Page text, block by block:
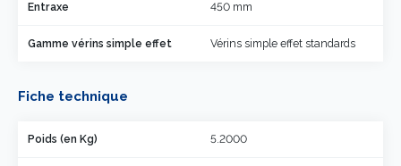
Entraxe 450 mm
Gamme vérins simple effet Vérins simple effet standards
Fiche technique
Poids (en Kg) 5.2000